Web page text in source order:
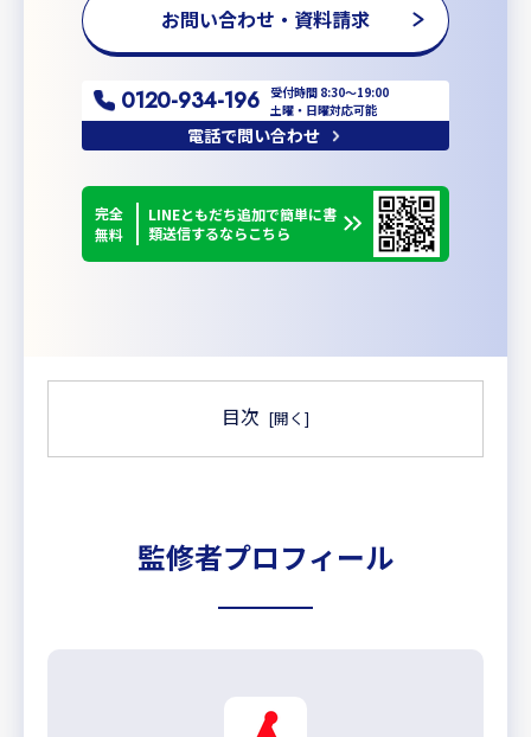
お問い合わせ・資料請求
0120-934-196
受付時間 8:30〜19:00
土曜・日曜対応可能
電話で問い合わせ
完全
無料
LINEともだち追加で簡単に書
類送信するならこちら
目次
監修者プロフィール